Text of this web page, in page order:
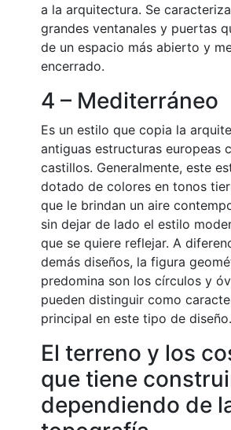
a la arquitectura. Se
grandes ventanales y puertas
de un espacio más abierto y
encerrado.
4 – Mediterráneo
Es un estilo que copia la
antiguas estructuras europeas
castillos. Generalmente, este
dotado de colores en tonos
que le brindan un aire
sin dejar de lado el estilo
que se quiere reflejar. A
demás diseños, la figura
predomina son los círculos y
pueden distinguir como
principal en este tipo de diseño.
El terreno y los
que tiene
dependiendo de